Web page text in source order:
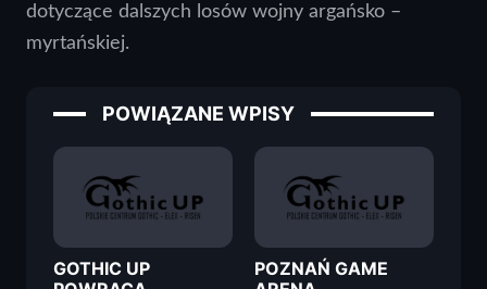
dotyczące dalszych losów wojny argańsko –
myrtańskiej.
POWIĄZANE WPISY
GOTHIC UP
POZNAŃ GAME